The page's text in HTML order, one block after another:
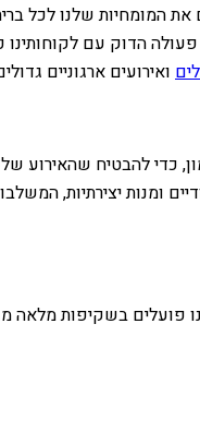
את המומחיות שלנו לכל
הדוק עם
ואירועים ארגוניים
להבטיח שהאירוע
ומנות יצירתיות,
ביותר לכספכם. אנו